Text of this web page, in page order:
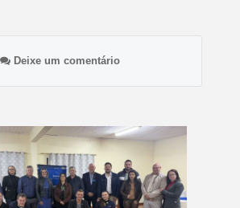
Deixe um comentário